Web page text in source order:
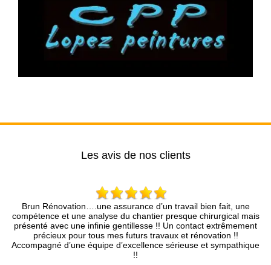
Les avis de nos clients
assurance d’un travail bien fait, une
du chantier presque chirurgical mais
gentillesse !! Un contact extrêmement
mes futurs travaux et rénovation !!
d’excellence sérieuse et sympathique
Entreprise sérieuse
conseils,